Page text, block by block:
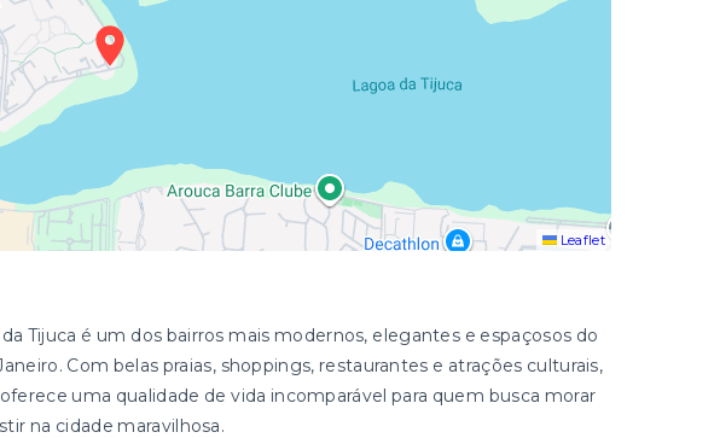
Leaflet
da Tijuca é um dos bairros mais modernos, elegantes e espaçosos do
Com belas praias, shoppings, restaurantes e atrações culturais,
oferece uma qualidade de vida incomparável para quem busca morar
na cidade maravilhosa.